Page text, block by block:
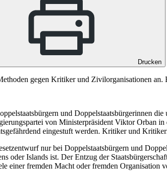
Drucken
gegen Kritiker und Zivilorganisationen
und Doppelstaatsbürgerinnen
von Ministerpräsident Viktor Orban
eingestuft werden. Kritiker und
nur bei Doppelstaatsbürgern und
oder Islands ist. Der Entzug der
einer fremden Macht oder fremden